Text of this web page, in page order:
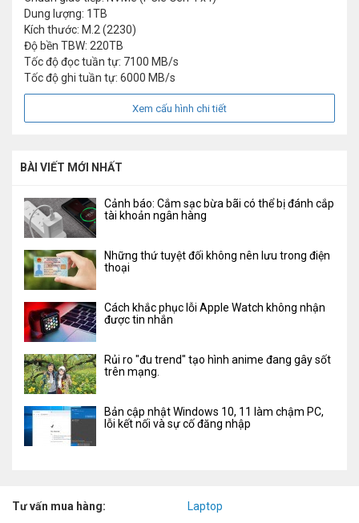
Dung lượng: 1TB
Kích thước: M.2 (2230)
Độ bền TBW: 220TB
Tốc độ đọc tuần tự: 7100 MB/s
Tốc độ ghi tuần tự: 6000 MB/s
Xem cấu hình chi tiết
BÀI VIẾT MỚI NHẤT
Cảnh báo: Cắm sạc bừa bãi có thể bị đánh cắp
tài khoản ngân hàng
Những thứ tuyệt đối không nên lưu trong điện
thoại
Cách khắc phục lỗi Apple Watch không nhận
được tin nhắn
Rủi ro "đu trend" tạo hình anime đang gây sốt
trên mạng.
Bản cập nhật Windows 10, 11 làm chậm PC,
lỗi kết nối và sự cố đăng nhập
Tư vấn mua hàng:
Laptop